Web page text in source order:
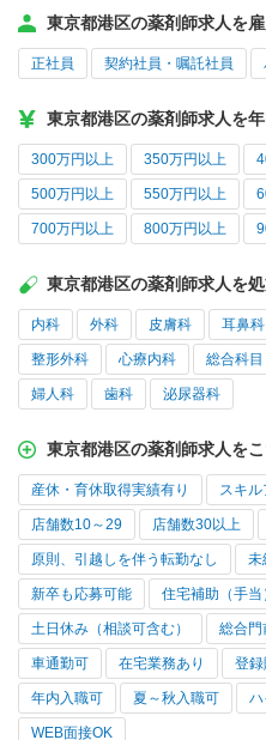
東京都港区の薬剤師求人を
正社員 契約社員・嘱託社員
東京都港区の薬剤師求人を
300万円以上 350万円以上
500万円以上 550万円以上
700万円以上 800万円以上
東京都港区の薬剤師求人を
内科 外科 皮膚科 耳鼻科
整形外科 心療内科 総合科目
婦人科 歯科 泌尿器科
東京都港区の薬剤師求人を
産休・育休取得実績有り スキ
店舗数10～29 店舗数30以上
原則、引越しを伴う転勤なし 未
新卒も応募可能 住宅補助（手当
土日休み（相談可含む） 総合門
車通勤可 在宅業務あり 登録
年内入職可 夏～秋入職可 ハ
WEB面接OK